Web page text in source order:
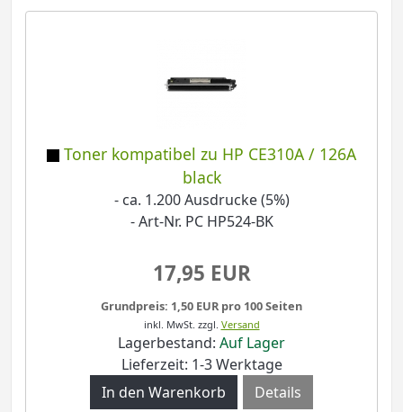
Toner kompatibel zu HP CE310A / 126A
black
- ca. 1.200 Ausdrucke (5%)
- Art-Nr. PC HP524-BK
17,95 EUR
Grundpreis: 1,50 EUR pro 100 Seiten
inkl. MwSt. zzgl. Versand
Lagerbestand: Auf Lager
Lieferzeit: 1-3 Werktage
Details